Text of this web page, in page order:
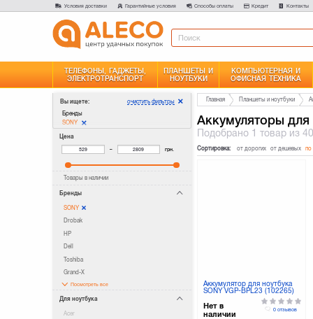
Условия доставки Гарантийные условия Способы оплаты Кредит Контакты
ТЕЛЕФОНЫ, ГАДЖЕТЫ,
ЭЛЕКТРОТРАНСПОРТ
ПЛАНШЕТЫ И
НОУТБУКИ
КОМПЬЮТЕРНАЯ И
ОФИСНАЯ ТЕХНИКА
Вы ищете:
Бренды
SONY
очистить фильтры
Цена
– грн.
Товары в наличии
Бренды
SONY
Drobak
HP
Dell
Toshiba
Grand-X
Посмотреть все
Для ноутбука
Acer
Главная Планшеты и ноутбуки
Аккумуляторы для
Подобрано 1 товар из
Сортировка: от дорогих от дешевых по
Аккумулятор для ноутбука
SONY VGP-BPL23 (102265)
Нет в
наличии
0 отзывов